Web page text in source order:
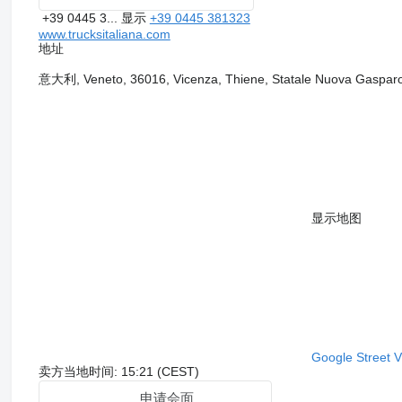
+39 0445 3... 显示 +39 0445 381323
www.trucksitaliana.com
地址
意大利, Veneto, 36016, Vicenza, Thiene, Statale Nuova
显示地图
Google Street
卖方当地时间: 15:21 (CEST)
申请会面